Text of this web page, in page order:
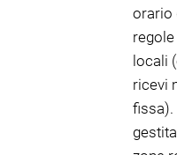
orario
locali
ricevi
fissa).